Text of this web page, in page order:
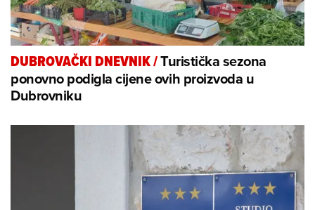
DUBROVAČKI DNEVNIK/Turistička sezona
ponovno podigla cijene ovih proizvoda u
Dubrovniku